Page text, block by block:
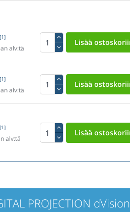
[1]
alv:tä
[1]
alv:tä
[1]
alv:tä
PROJECTION dVision